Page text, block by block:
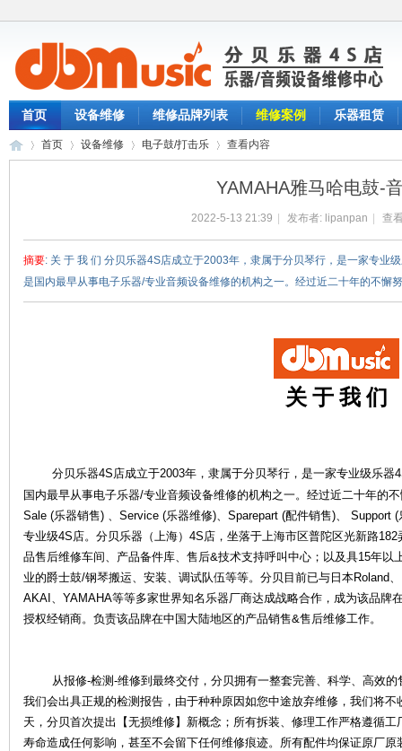
首页 设备维修 维修品牌列表 维修案例 乐器租赁
首页 设备维修 电子鼓/打击乐
›
查看内容
YAMAHA雅马哈电鼓-
2022-5-13 21:39 发布者: lipanpan 查
摘要: 关 于 我 们 分贝乐器4S店成立于2003年，隶属于分贝琴行，是一家专业
是国内最早从事电子乐器/专业音频设备维修的机构之一。经过近二十年的不懈
关 于 我 们
分贝乐器4S店成立于2003年，隶属于分贝琴行，是一家专业级乐器
国内最早从事电子乐器/专业音频设备维修的机构之一。经过近二十年的
Sale (乐器销售) 、Service (乐器维修)、Sparepart (配件销售)、 Support
专业级4S店。分贝乐器（上海）4S店，坐落于上海市区普陀区光新路
品售后维修车间、产品备件库、售后&技术支持呼叫中心；以及具15年以
业的爵士鼓/钢琴搬运、安装、调试队伍等等。分贝目前已与日本Roland
AKAI、YAMAHA等等多家世界知名乐器厂商达成战略合作，成为该品牌
授权经销商。负责该品牌在中国大陆地区的产品销售&售后维修工作。
从报修-检测-维修到最终交付，分贝拥有一整套完善、科学、高效的
我们会出具正规的检测报告，由于种种原因如您中途放弃维修，我们将
天，分贝首次提出【无损维修】新概念；所有拆装、修理工作严格遵循
寿命造成任何影响，甚至不会留下任何维修痕迹。所有配件均保证原厂